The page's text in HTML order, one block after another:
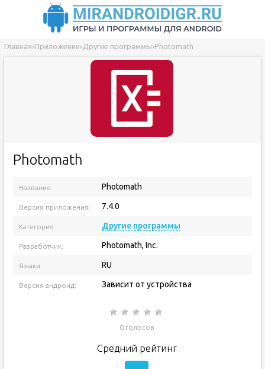
Главная›Приложение› Другие программы›Photomath
Photomath
Название: Photomath
Версия приложения: 7.4.0
Категория: Другие программы
Разработчик: Photomath, Inc.
Языки: RU
Версия андроид: Зависит от устройства
0 голосов
Средний рейтинг